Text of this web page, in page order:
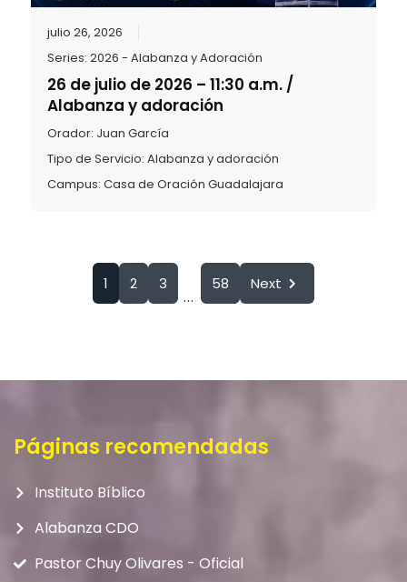
julio 26, 2026
Series: 2026 - Alabanza y Adoración
26 de julio de 2026 – 11:30 a.m. /
Alabanza y adoración
Orador: Juan García
Tipo de Servicio: Alabanza y adoración
Campus: Casa de Oración Guadalajara
1 2 3
...
58 Next
Páginas recomendadas
Instituto Bíblico
Alabanza CDO
Pastor Chuy Olivares - Oficial